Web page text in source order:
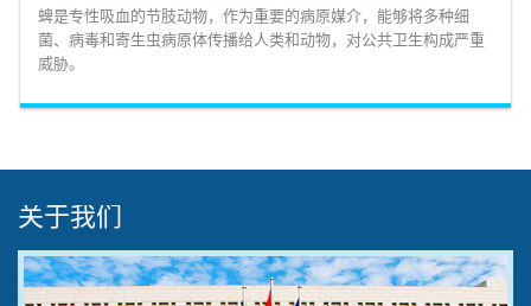
蜱是专性吸血的节肢动物，作为重要的病原媒介，能够将多种细
菌、病毒和寄生虫病原体传播给人类和动物，对公共卫生构成严重
威胁。
关于我们